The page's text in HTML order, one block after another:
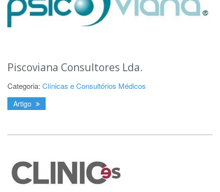
Piscoviana Consultores Lda.
Categoria: Clínicas e Consultórios Médicos
Artigo